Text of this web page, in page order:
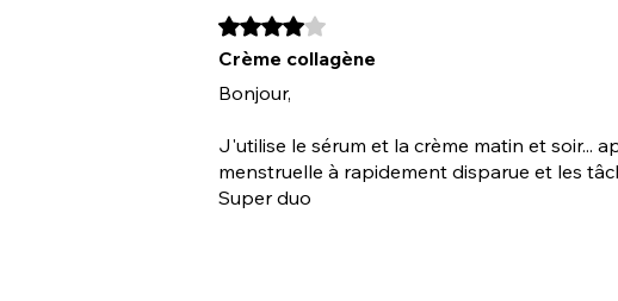
Rated 4 out of 5 stars.
Crème collagène
Bonjour,
J'utilise le sérum et la crème matin et soir...
menstruelle à rapidement disparue et les
Super duo